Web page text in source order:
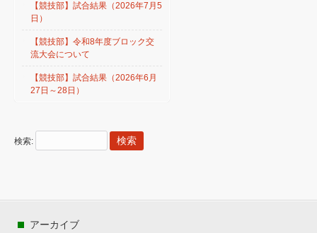
【競技部】試合結果（2026年7月5
日）
【競技部】令和8年度ブロック交
流大会について
【競技部】試合結果（2026年6月
27日～28日）
検索:
アーカイブ